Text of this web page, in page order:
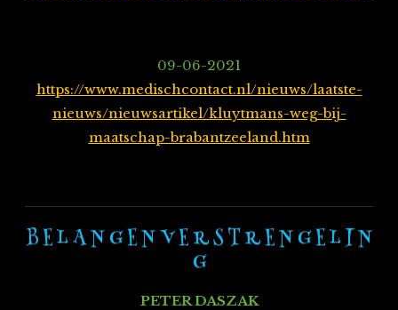
09-06-2021
https://www.medischcontact.nl/nieuws/laatste-
nieuws/nieuwsartikel/kluytmans-weg-bij-
maatschap-brabantzeeland.htm
B E L A N G E N V E R S T R E N G E L I N
G
PETER DASZAK